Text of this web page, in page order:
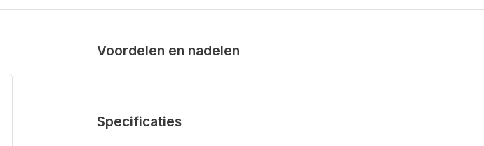
Voordelen en nadelen
Specificaties